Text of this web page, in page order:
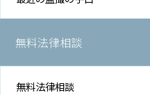
無料法律相談
無料法律相談